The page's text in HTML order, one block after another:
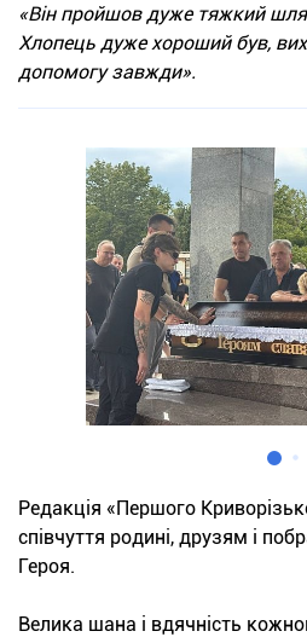
«Він пройшов дуже тяжкий
Хлопець дуже хороший був,
допомогу завжди».
Редакція «Першого
співчуття родині, друзям і
Героя.
Велика шана і вдячність